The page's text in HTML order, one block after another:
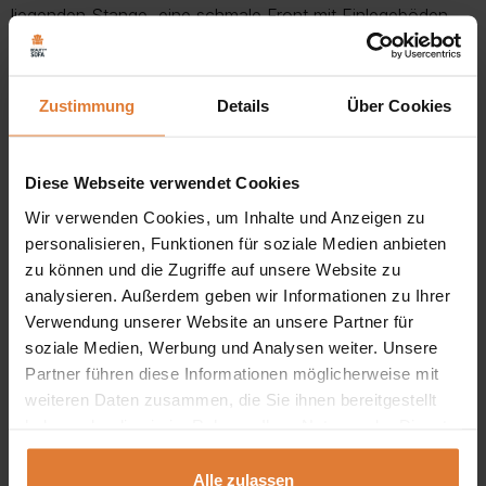
Zustimmung Details Über Cookies
Diese Webseite verwendet Cookies
Wir verwenden Cookies, um Inhalte und Anzeigen zu
personalisieren, Funktionen für soziale Medien anbieten
zu können und die Zugriffe auf unsere Website zu
analysieren. Außerdem geben wir Informationen zu Ihrer
Verwendung unserer Website an unsere Partner für
soziale Medien, Werbung und Analysen weiter. Unsere
Partner führen diese Informationen möglicherweise mit
weiteren Daten zusammen, die Sie ihnen bereitgestellt
gesammelt haben.
Alle zulassen
liegenden Stange, eine schmale Front mit Einlegeböden
und drei Schubladen.
Einzigartige Farben, einzigartiger Stil: Unsere
Jugendgarderobe ist in drei einzigartigen Farben
eine einzigartige Note und ermöglichen es ihm, sich
problemlos in eine Vielzahl von Inneneinrichtungen
einzufügen.
Geräumiger Innenraum, perfekte Organisation:Dank
des großen Fassungsvermögens unseres